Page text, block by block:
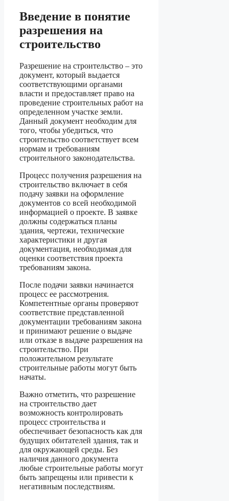
Введение в понятие
разрешения на
строительство
Разрешение на строительство – это
документ, который выдается
соответствующими органами
власти и предоставляет право на
проведение строительных работ на
определенном участке земли.
Данный документ необходим для
того, чтобы убедиться, что
строительство соответствует всем
нормам и требованиям
строительного законодательства.
Процесс получения разрешения на
строительство включает в себя
подачу заявки на оформление
документов со всей необходимой
информацией о проекте. В заявке
должны содержаться планы
здания, чертежи, технические
характеристики и другая
документация, необходимая для
оценки соответствия проекта
требованиям закона.
После подачи заявки начинается
процесс ее рассмотрения.
Компетентные органы проверяют
соответствие представленной
документации требованиям закона
и принимают решение о выдаче
или отказе в выдаче разрешения на
строительство. При
положительном результате
строительные работы могут быть
начаты.
Важно отметить, что разрешение
на строительство дает
возможность контролировать
процесс строительства и
обеспечивает безопасность как для
будущих обитателей здания, так и
для окружающей среды. Без
наличия данного документа
любые строительные работы могут
быть запрещены или привести к
негативным последствиям.